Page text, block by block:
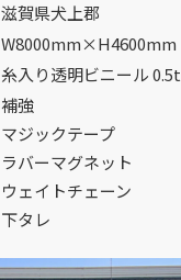
滋賀県犬上郡
W8000mm×H4600mm
糸入り透明ビニール 0.5t
補強
マジックテープ
ラバーマグネット
ウェイトチェーン
下タレ